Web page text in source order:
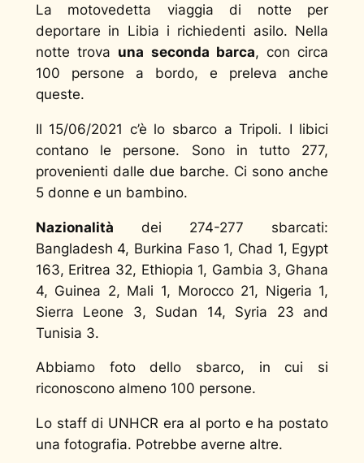
La motovedetta viaggia di notte per
deportare in Libia i richiedenti asilo. Nella
notte trova una seconda barca, con circa
100 persone a bordo, e preleva anche
queste.
Il 15/06/2021 c’è lo sbarco a Tripoli. I libici
contano le persone. Sono in tutto 277,
provenienti dalle due barche. Ci sono anche
5 donne e un bambino.
Nazionalità dei 274-277 sbarcati:
Bangladesh 4, Burkina Faso 1, Chad 1, Egypt
163, Eritrea 32, Ethiopia 1, Gambia 3, Ghana
4, Guinea 2, Mali 1, Morocco 21, Nigeria 1,
Sierra Leone 3, Sudan 14, Syria 23 and
Tunisia 3.
Abbiamo foto dello sbarco, in cui si
riconoscono almeno 100 persone.
Lo staff di UNHCR era al porto e ha postato
una fotografia. Potrebbe averne altre.